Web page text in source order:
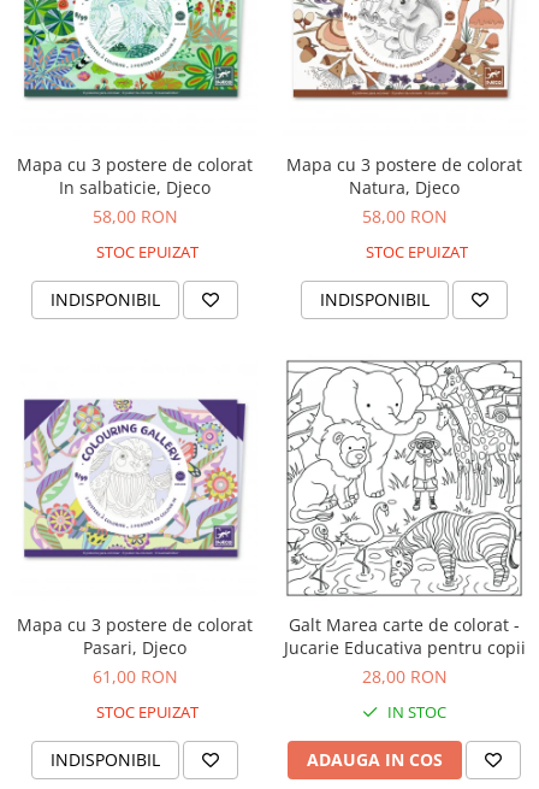
Seturi Numberblocks
Jucarii de motricitate
Jucarii fructe si legume
Puzzle clasic
Puzzle incastru
Puzzle de podea
Jucarii bebelusi
Jucarii senzoriale
Jucarii motrice pentru bebelusi
Saltele de activitati pentru bebe
Jucarii de sortat
Jucarii muzicale bebelusi
Jocuri STEM
Jocuri Magnetice
Jocuri de societate
Jocuri de logica
Mapa cu 3 postere de colorat
In salbaticie, Djeco
58,00 RON
STOC EPUIZAT
INDISPONIBIL
Mapa cu 3 postere de colorat
Natura, Djeco
58,00 RON
STOC EPUIZAT
INDISPONIBIL
Mapa cu 3 postere de colorat
Pasari, Djeco
61,00 RON
STOC EPUIZAT
INDISPONIBIL
Galt Marea carte de colorat -
Jucarie Educativa pentru copii
28,00 RON
IN STOC
ADAUGA IN COS